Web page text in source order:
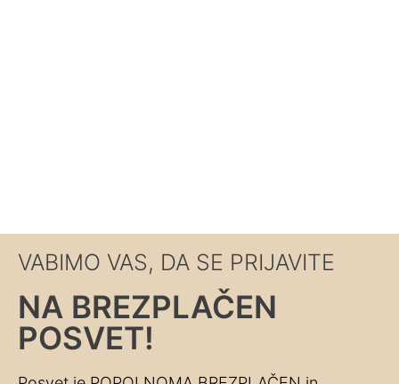
VABIMO VAS, DA SE PRIJAVITE
NA BREZPLAČEN
POSVET!